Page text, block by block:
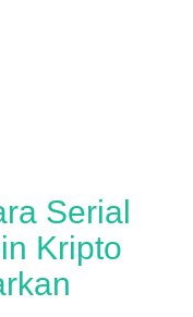
Serial
Kripto